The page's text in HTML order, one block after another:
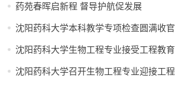
药苑春晖启新程 督导护航促发展
沈阳药科大学本科教学专项检查圆满收官